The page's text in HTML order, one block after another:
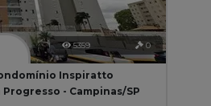
5359 0
Inspiratto
- Campinas/SP